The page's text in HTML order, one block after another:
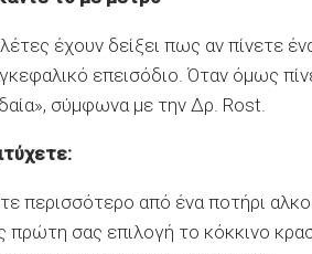
έχουν δείξει πως αν πίνετε
επεισόδιο. Όταν όμως
σύμφωνα με την Δρ. Rost.
περισσότερο από ένα ποτήρι
σας επιλογή το κόκκινο